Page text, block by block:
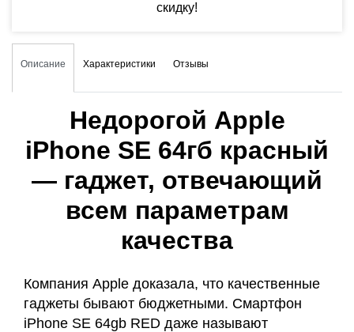
скидку!
Описание Характеристики Отзывы
Недорогой Apple
iPhone SE 64гб красный
— гаджет, отвечающий
всем параметрам
качества
Компания Apple доказала, что качественные
гаджеты бывают бюджетными. Смартфон
iPhone SE 64gb RED даже называют